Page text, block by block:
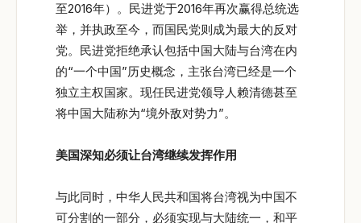
至2016年）。民进党于2016年再次赢得总统选
举，并执政至今，而国民党则成为最大的反对
党。民进党拒绝承认包括中国大陆与台湾在内
的“一个中国”历史概念，主张台湾已经是一个
独立主权国家。现任民进党领导人赖清德甚至
将中国大陆称为“境外敌对势力”。
美国深知必须让台湾继续发挥作用
与此同时，中华人民共和国将台湾视为中国不
可分割的一部分，必须实现与大陆统一，和平